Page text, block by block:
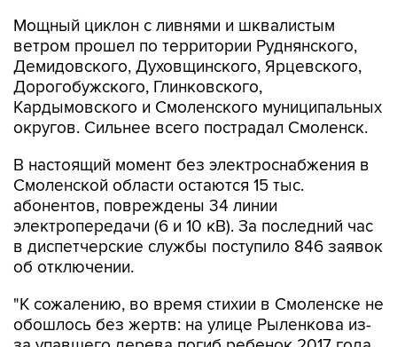
Мощный циклон с ливнями и шквалистым
ветром прошел по территории Руднянского,
Демидовского, Духовщинского, Ярцевского,
Дорогобужского, Глинковского,
Кардымовского и Смоленского муниципальных
округов. Сильнее всего пострадал Смоленск.
В настоящий момент без электроснабжения в
Смоленской области остаются 15 тыс.
абонентов, повреждены 34 линии
электропередачи (6 и 10 кВ). За последний час
в диспетчерские службы поступило 846 заявок
об отключении.
"К сожалению, во время стихии в Смоленске не
обошлось без жертв: на улице Рыленкова из-